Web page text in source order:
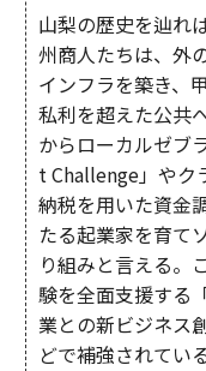
山梨の歴史を辿れ
州商人たちは、外
インフラを築き、
私利を超えた公共
からローカルゼブ
t Challenge」やク
納税を用いた資金
たる起業家を育て
り組みと言える。
験を全面支援する
業との新ビジネス
どで補強されている